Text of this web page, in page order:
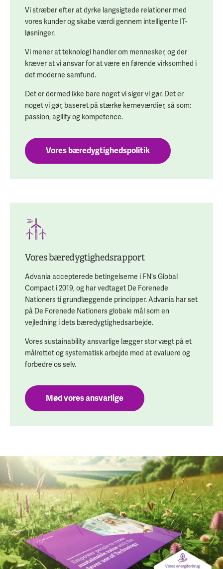
Vi stræber efter at dyrke langsigtede relationer med
vores kunder og skabe værdi gennem intelligente IT-
løsninger.
Vi mener at teknologi handler om mennesker, og der
kræver at vi ansvar for at være en førende virksomhed i
det moderne samfund.
Det er dermed ikke bare noget vi siger vi gør. Det er
noget vi gør, baseret på stærke kerneværdier, så som:
passion, agility og kompetence.
Vores bæredygtighedspolitik
Vores bæredygtighedsrapport
Advania accepterede betingelserne i FN's Global
Compact i 2019, og har vedtaget De Forenede
Nationers ti grundlæggende principper. Advania har set
på De Forenede Nationers globale mål som en
vejledning i dets bæredygtighedsarbejde.
Vores sustainability ansvarlige lægger stor vægt på et
målrettet og systematisk arbejde med at evaluere og
forbedre os selv.
Mød vores ansvarlige